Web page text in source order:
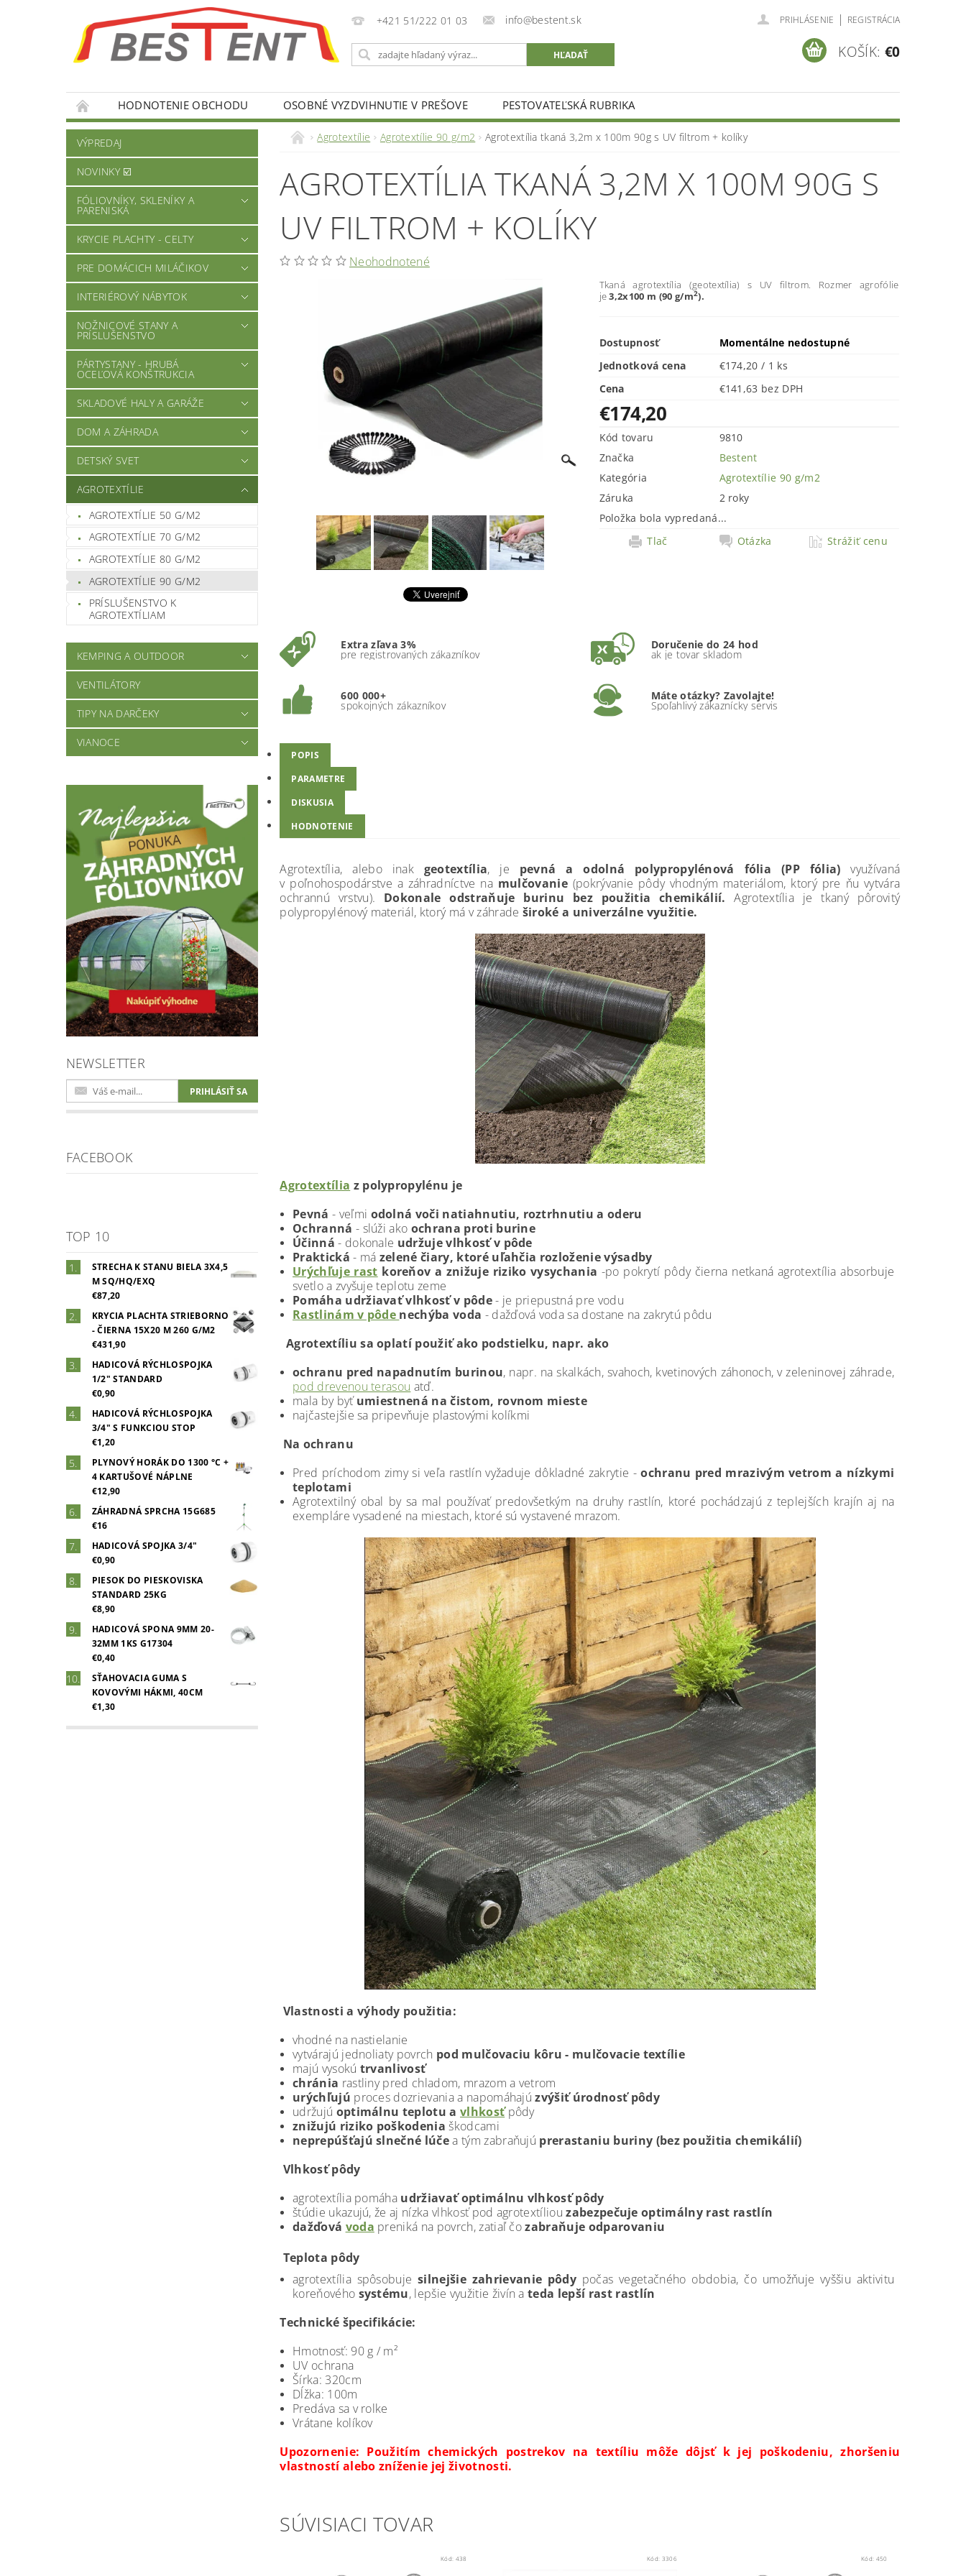
+421 51/222 01 03 info@bestent.sk PRIHLÁSENIE | REGISTRÁCIA
KOŠÍK: €0
HODNOTENIE OBCHODU OSOBNÉ VYZDVIHNUTIE V PREŠOVE PESTOVATEĽSKÁ RUBRIKA
VÝPREDAJ
NOVINKY ☑️
FÓLIOVNÍKY, SKLENÍKY A
PARENISKÁ
KRYCIE PLACHTY - CELTY
PRE DOMÁCICH MILÁČIKOV
INTERIÉROVÝ NÁBYTOK
NOŽNICOVÉ STANY A
PRÍSLUŠENSTVO
PÁRTYSTANY - HRUBÁ
OCEĽOVÁ KONŠTRUKCIA
SKLADOVÉ HALY A GARÁŽE
DOM A ZÁHRADA
DETSKÝ SVET
AGROTEXTÍLIE
AGROTEXTÍLIE 50 G/M2
AGROTEXTÍLIE 70 G/M2
AGROTEXTÍLIE 80 G/M2
AGROTEXTÍLIE 90 G/M2
PRÍSLUŠENSTVO K
AGROTEXTÍLIAM
KEMPING A OUTDOOR
VENTILÁTORY
TIPY NA DARČEKY
VIANOCE
NEWSLETTER
FACEBOOK
TOP 10
STRECHA K STANU BIELA 3X4,5
M SQ/HQ/EXQ
€87,20
KRYCIA PLACHTA STRIEBORNO
- ČIERNA 15X20 M 260 G/M2
€431,90
HADICOVÁ RÝCHLOSPOJKA
1/2" STANDARD
€0,90
HADICOVÁ RÝCHLOSPOJKA
3/4" S FUNKCIOU STOP
€1,20
PLYNOVÝ HORÁK DO 1300 °C +
4 KARTUŠOVÉ NÁPLNE
€12,90
ZÁHRADNÁ SPRCHA 15G685
€16
HADICOVÁ SPOJKA 3/4"
€0,90
PIESOK DO PIESKOVISKA
STANDARD 25KG
€8,90
HADICOVÁ SPONA 9MM 20-
32MM 1KS G17304
€0,40
SŤAHOVACIA GUMA S
KOVOVÝMI HÁKMI, 40CM
€1,30
Agrotextílie Agrotextílie 90 g/m2 Agrotextília tkaná 3,2m x 100m 90g s UV filtrom + kolíky
AGROTEXTÍLIA TKANÁ 3,2M X 100M 90G S
UV FILTROM + KOLÍKY
Neohodnotené
Tkaná agrotextília (geotextília) s UV filtrom. Rozmer agrofólie
je3,2x100 m (90 g/m2).
Dostupnosť
Momentálne nedostupné
Jednotková cena
€174,20 / 1 ks
Cena
€141,63 bez DPH
€174,20
Kód tovaru
9810
Značka
Bestent
Kategória
Agrotextílie 90 g/m2
Záruka
2 roky
Položka bola vypredaná...
Tlač
Otázka Strážiť cenu
Extra zľava 3%
pre registrovaných zákazníkov
Doručenie do 24 hod
ak je tovar skladom
600 000+
spokojných zákazníkov
Máte otázky? Zavolajte!
Spoľahlivý zákaznícky servis
POPIS
PARAMETRE
DISKUSIA
HODNOTENIE
Agrotextília, alebo inak geotextília, je pevná a odolná polypropylénová fólia (PP fólia) využívaná
v poľnohospodárstve a záhradníctve na mulčovanie (pokrývanie pôdy vhodným materiálom, ktorý pre ňu vytvára
ochrannú vrstvu). Dokonale odstraňuje burinu bez použitia chemikálií.Agrotextília je tkaný pôrovitý
polypropylénový materiál, ktorý má v záhrade široké a univerzálne využitie.
Agrotextília z polypropylénu je
Pevná - veľmi odolná voči natiahnutiu, roztrhnutiu a oderu
Ochranná - slúži ako ochrana proti burine
Účinná - dokonale udržuje vlhkosť v pôde
Praktická - má zelené čiary, ktoré uľahčia rozloženie výsadby
Urýchľuje rast koreňov a znižuje riziko vysychania -po pokrytí pôdy čierna netkaná agrotextília absorbuje
svetlo a zvyšuje teplotu zeme
Pomáha udržiavať vlhkosť v pôde- je priepustná pre vodu
Rastlinám v pôde nechýba voda - dažďová voda sa dostane na zakrytú pôdu
Agrotextíliu sa oplatí použiť ako podstielku, napr. ako
ochranu pred napadnutím burinou, napr. na skalkách, svahoch, kvetinových záhonoch, v zeleninovej záhrade,
pod drevenou terasou atď.
mala by byťumiestnená na čistom, rovnom mieste
najčastejšie sa pripevňuje plastovými kolíkmi
Na ochranu
Pred príchodom zimy si veľa rastlín vyžaduje dôkladné zakrytie -ochranu pred mrazivým vetrom a nízkymi
teplotami
Agrotextilný obal by sa mal používať predovšetkým na druhy rastlín, ktoré pochádzajú z teplejších krajín aj na
exempláre vysadené na miestach, ktoré sú vystavené mrazom.
Vlastnosti a výhody použitia:
vhodné na nastielanie
vytvárajú jednoliaty povrch pod mulčovaciu kôru - mulčovacie textílie
majú vysokú trvanlivosť
chránia rastliny pred chladom, mrazom a vetrom
urýchľujú proces dozrievania a napomáhajúzvýšiť úrodnosť pôdy
udržujú optimálnu teplotu a vlhkosťpôdy
znižujú riziko poškodenia škodcami
neprepúšťajú slnečné lúčea tým zabraňujú prerastaniu buriny (bez použitia chemikálií)
Vlhkosť pôdy
agrotextília pomáha udržiavať optimálnu vlhkosť pôdy
štúdie ukazujú, že aj nízka vlhkosť pod agrotextíliouzabezpečuje optimálny rast rastlín
dažďová voda preniká na povrch, zatiaľ čozabraňuje odparovaniu
Teplota pôdy
agrotextília spôsobujesilnejšie zahrievanie pôdy počas vegetačného obdobia, čo umožňuje vyššiu aktivitu
koreňového systému, lepšie využitie živín ateda lepší rast rastlín
Technické špecifikácie:
Hmotnosť: 90 g / m²
UV ochrana
Šírka: 320cm
Dĺžka: 100m
Predáva sa v rolke
Vrátane kolíkov
Upozornenie: Použitím chemických postrekov na textíliu môže dôjsť k jej poškodeniu, zhoršeniu
vlastností alebo zníženie jej životnosti.
SÚVISIACI TOVAR
Kód: 438 Kód: 3306 Kód: 450